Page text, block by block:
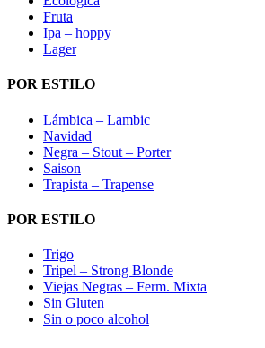
Fruta
Ipa – hoppy
Lager
POR ESTILO
Lámbica – Lambic
Navidad
Negra – Stout – Porter
Saison
Trapista – Trapense
POR ESTILO
Trigo
Tripel – Strong Blonde
Viejas Negras – Ferm. Mixta
Sin Gluten
Sin o poco alcohol